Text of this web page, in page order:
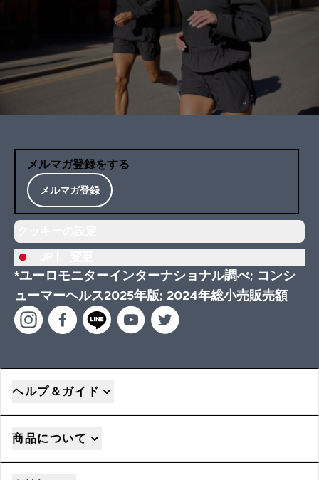
メルマガ登録をする
メルマガ登録
*ユーロモニターインターナショナル調べ; コンシ
ューマーヘルス2025年版; 2024年総小売販売額
ヘルプ＆ガイド
商品について